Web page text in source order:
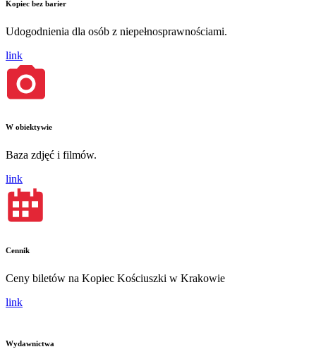
Kopiec bez barier
Udogodnienia dla osób z niepełnosprawnościami.
link
W obiektywie
Baza zdjęć i filmów.
link
Cennik
Ceny biletów na Kopiec Kościuszki w Krakowie
link
Wydawnictwa